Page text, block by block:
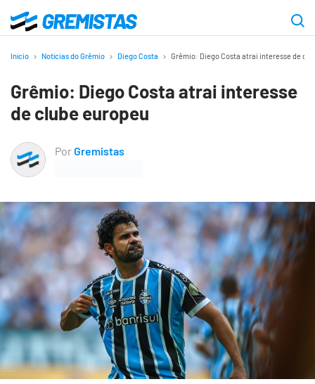
para
principal
Gremistas
Início Notícias do Grêmio Diego Costa Grêmio: Diego Costa atrai interesse de
Grêmio: Diego Costa atrai interesse
de clube europeu
PorGremistas